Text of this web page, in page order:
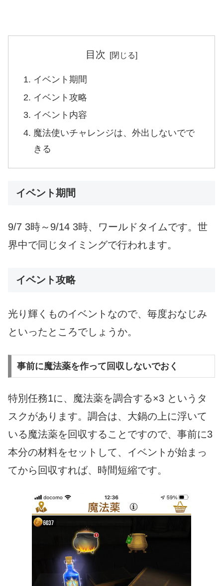
目次
イベント期間
イベント攻略
イベント内容
魔法使いチャレンジは、外出しないでで
きる
イベント期間
9/7 3時～9/14 3時、ワールドタイムです。世
界中で同じタイミングで行われます。
イベント攻略
光り輝くものイベントなので、毎度おなじみ
といったところでしょうか。
事前に魔法薬を作って回収しないでおく
特別任務1に、魔法薬を調合する×3 というタ
スクがあります。調合は、大鍋の上に浮いて
いる魔法薬を回収することですので、事前に3
本分の材料をセットして、イベントが始まっ
てから回収すれば、時間短縮です。